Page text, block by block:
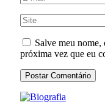
Salve meu nome,
próxima vez que eu